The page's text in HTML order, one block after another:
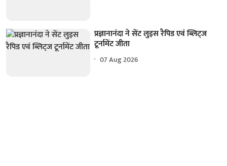
प्रज्ञानानंदा ने सेंट लुइस रैपिड एवं ब्लिट्ज
टूर्नामेंट जीता
07 Aug 2026